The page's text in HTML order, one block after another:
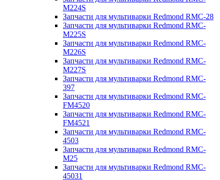
M224S
Запчасти для мультиварки Redmond RMC-28
Запчасти для мультиварки Redmond RMC-
M225S
Запчасти для мультиварки Redmond RMC-
M226S
Запчасти для мультиварки Redmond RMC-
M227S
Запчасти для мультиварки Redmond RMC-
397
Запчасти для мультиварки Redmond RMC-
FM4520
Запчасти для мультиварки Redmond RMC-
FM4521
Запчасти для мультиварки Redmond RMC-
4503
Запчасти для мультиварки Redmond RMC-
M25
Запчасти для мультиварки Redmond RMC-
45031